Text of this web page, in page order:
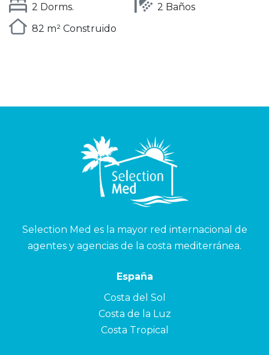
2 Dorms.
2 Baños
82 m² Construido
Selection Med es la mayor red internacional de
agentes y agencias de la costa mediterránea.
España
Costa del Sol
Costa de la Luz
Costa Tropical